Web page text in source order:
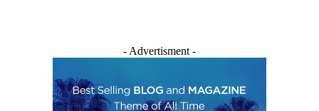
- Advertisment -